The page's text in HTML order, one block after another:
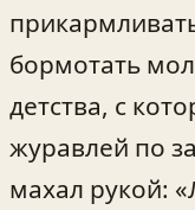
бормотать
детства, с
журавлей по
махал рукой: